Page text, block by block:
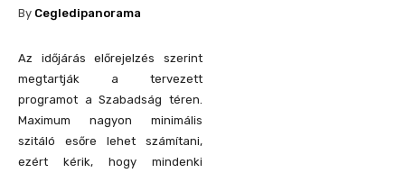
By Cegledipanorama
Az időjárás előrejelzés szerint
megtartják a tervezett
programot a Szabadság téren.
Maximum nagyon minimális
szitáló esőre lehet számítani,
ezért kérik, hogy mindenki